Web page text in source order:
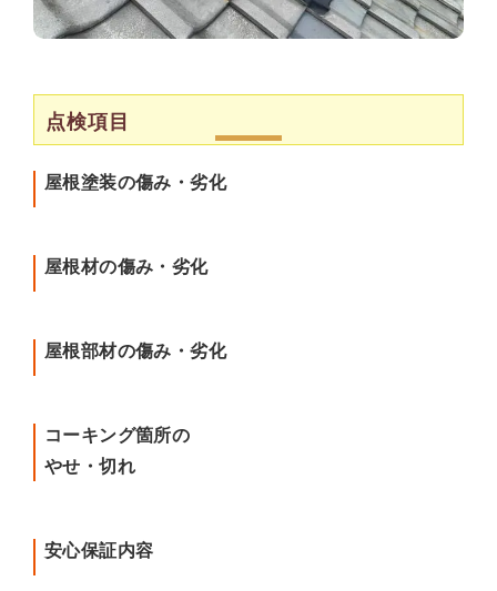
点検項目
屋根塗装の傷み・劣化
屋根材の傷み・劣化
屋根部材の傷み・劣化
コーキング箇所の
やせ・切れ
安心保証内容